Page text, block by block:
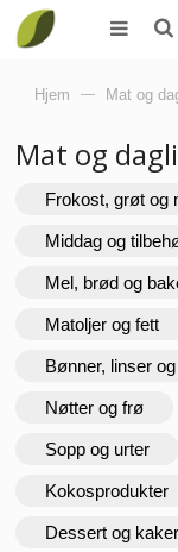
Hjem — Mat og
Mat og
Frokost, grøt og
Middag og
Mel, brød og
Matoljer og fett
Bønner, linser
Nøtter og frø
Sopp og urter
Kokosprodukter
Dessert og kaker